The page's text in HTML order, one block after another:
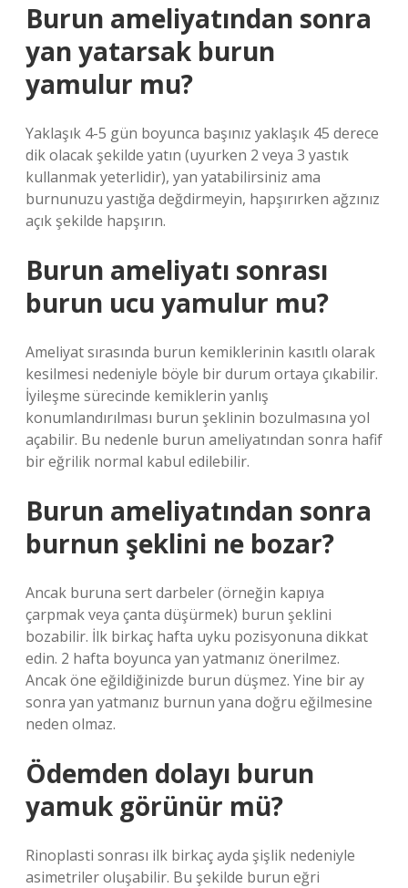
Burun ameliyatından sonra
yan yatarsak burun
yamulur mu?
Yaklaşık 4-5 gün boyunca başınız yaklaşık 45 derece
dik olacak şekilde yatın (uyurken 2 veya 3 yastık
kullanmak yeterlidir), yan yatabilirsiniz ama
burnunuzu yastığa değdirmeyin, hapşırırken ağzınız
açık şekilde hapşırın.
Burun ameliyatı sonrası
burun ucu yamulur mu?
Ameliyat sırasında burun kemiklerinin kasıtlı olarak
kesilmesi nedeniyle böyle bir durum ortaya çıkabilir.
İyileşme sürecinde kemiklerin yanlış
konumlandırılması burun şeklinin bozulmasına yol
açabilir. Bu nedenle burun ameliyatından sonra hafif
bir eğrilik normal kabul edilebilir.
Burun ameliyatından sonra
burnun şeklini ne bozar?
Ancak buruna sert darbeler (örneğin kapıya
çarpmak veya çanta düşürmek) burun şeklini
bozabilir. İlk birkaç hafta uyku pozisyonuna dikkat
edin. 2 hafta boyunca yan yatmanız önerilmez.
Ancak öne eğildiğinizde burun düşmez. Yine bir ay
sonra yan yatmanız burnun yana doğru eğilmesine
neden olmaz.
Ödemden dolayı burun
yamuk görünür mü?
Rinoplasti sonrası ilk birkaç ayda şişlik nedeniyle
asimetriler oluşabilir. Bu şekilde burun eğri